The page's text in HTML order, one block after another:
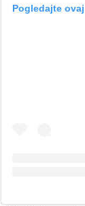
Pogledajte